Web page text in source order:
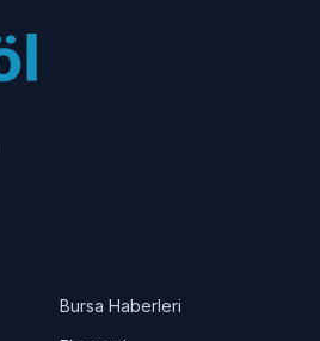
Bursa Haberleri